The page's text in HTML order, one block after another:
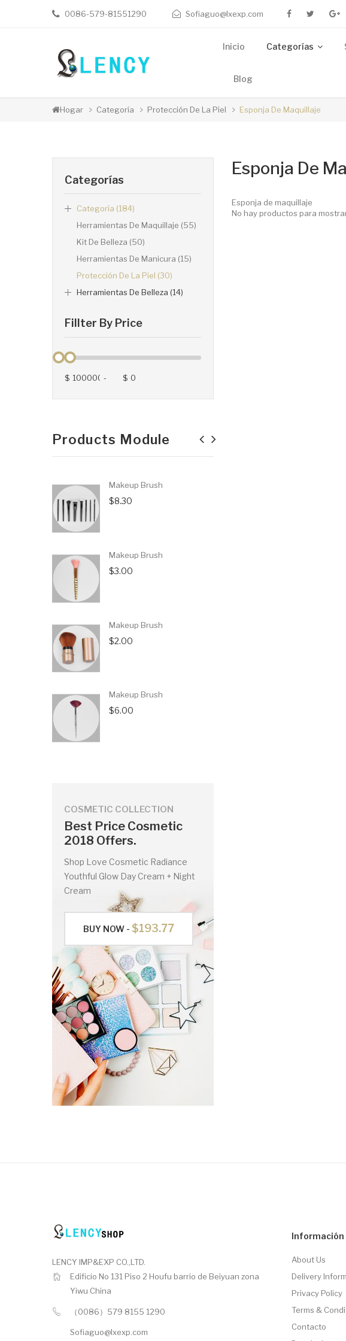
0086-579-81551290 Sofiaguo@lxexp.com
Inicio Categorías
Blog
Hogar Categoría Protección De La Piel Esponja De Maquillaje
Fillter By Price
$ - $
Categorías
Categoría (184)
Herramientas De Maquillaje (55)
Kit De Belleza (50)
Herramientas De Manicura (15)
Protección De La Piel (30)
Herramientas De Belleza (14)
COSMETIC COLLECTION
Best Price Cosmetic
2018 Offers.
Shop Love Cosmetic Radiance
Youthful Glow Day Cream + Night
Cream
BUY NOW - $193.77
Products Module
Makeup Brush
$8.30
Makeup Brush
$3.00
Makeup Brush
$2.00
Makeup Brush
$6.00
Esponja De
Esponja de maquillaje
No hay productos para
LENCY IMP&EXP CO.,LTD.
Edificio No 131 Piso 2 Houfu barrio de Beiyuan zona
Yiwu China
（0086）579 8155 1290
Sofiaguo@lxexp.com
Información
About Us
Delivery
Privacy Policy
Terms &
Contacto